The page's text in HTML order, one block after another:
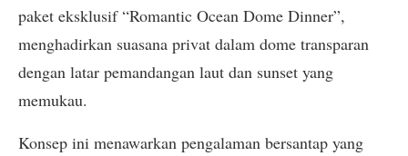
paket eksklusif “Romantic Ocean Dome Dinner”,
menghadirkan suasana privat dalam dome transparan
dengan latar pemandangan laut dan sunset yang
memukau.
Konsep ini menawarkan pengalaman bersantap yang